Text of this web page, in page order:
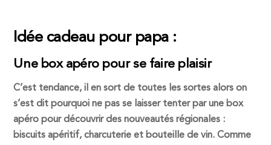
Idée cadeau pour papa :
Une box apéro pour se faire plaisir
C’est tendance, il en sort de toutes les sortes alors on
s’est dit pourquoi ne pas se laisser tenter par une box
apéro pour découvrir des nouveautés régionales :
biscuits apéritif, charcuterie et bouteille de vin. Comme